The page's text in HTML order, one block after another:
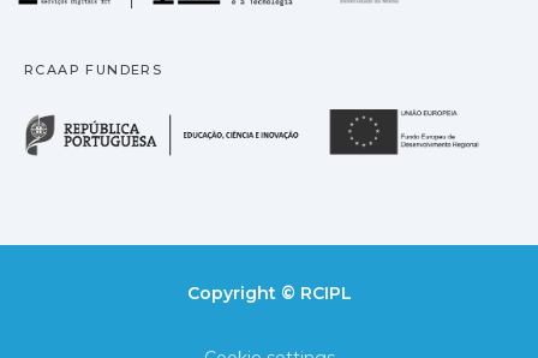
RCAAP FUNDERS
República Portuguesa
Copyright © RCIPL